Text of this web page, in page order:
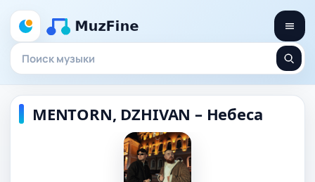
MENTORN, DZHIVAN – Небеса